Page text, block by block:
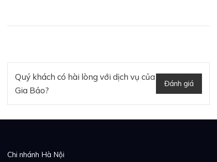
Quý khách có hài lòng với dịch vụ của
Gia Bảo?
Đánh giá
Chi nhánh Hà Nội